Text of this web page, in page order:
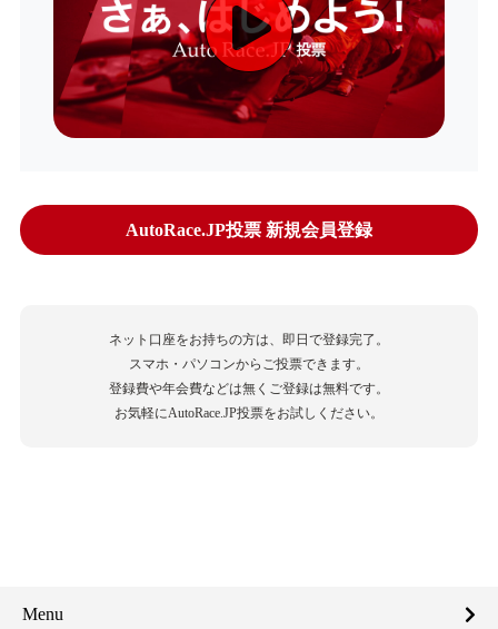
AutoRace.JP投票 新規会員登録
ネット口座をお持ちの方は、即日で登録完了。
スマホ・パソコンからご投票できます。
登録費や年会費などは無くご登録は無料です。
お気軽にAutoRace.JP投票をお試しください。
Menu